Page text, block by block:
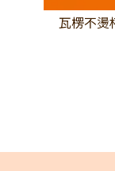
瓦楞不燙